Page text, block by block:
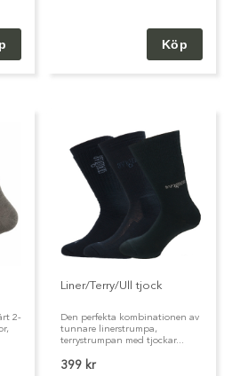
2-
Liner/Terry/Ull tjock
Den perfekta kombinationen av
tunnare linerstrumpa,
terrystrumpan med tjockar...
399 kr